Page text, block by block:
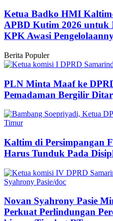
Ketua Badko HMI
APBD Kutim 2026 untuk
KPK Awasi
Berita Populer
PLN Minta Maaf ke
Pemadaman Bergilir
Kaltim di Persimpangan
Harus Tunduk Pada
Novan Syahrony Pasie
Perkuat Perlindungan